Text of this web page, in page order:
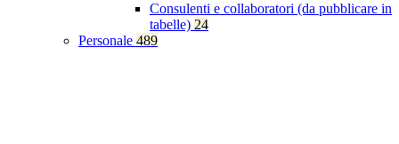
Consulenti e collaboratori (da pubblicare in
tabelle) 24
Personale 489